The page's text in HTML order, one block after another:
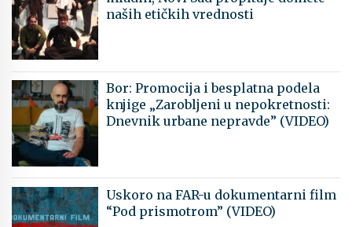
naših etičkih vrednosti
Bor: Promocija i besplatna podela
knjige „Zarobljeni u nepokretnosti:
Dnevnik urbane nepravde” (VIDEO)
Uskoro na FAR-u dokumentarni film
“Pod prismotrom” (VIDEO)